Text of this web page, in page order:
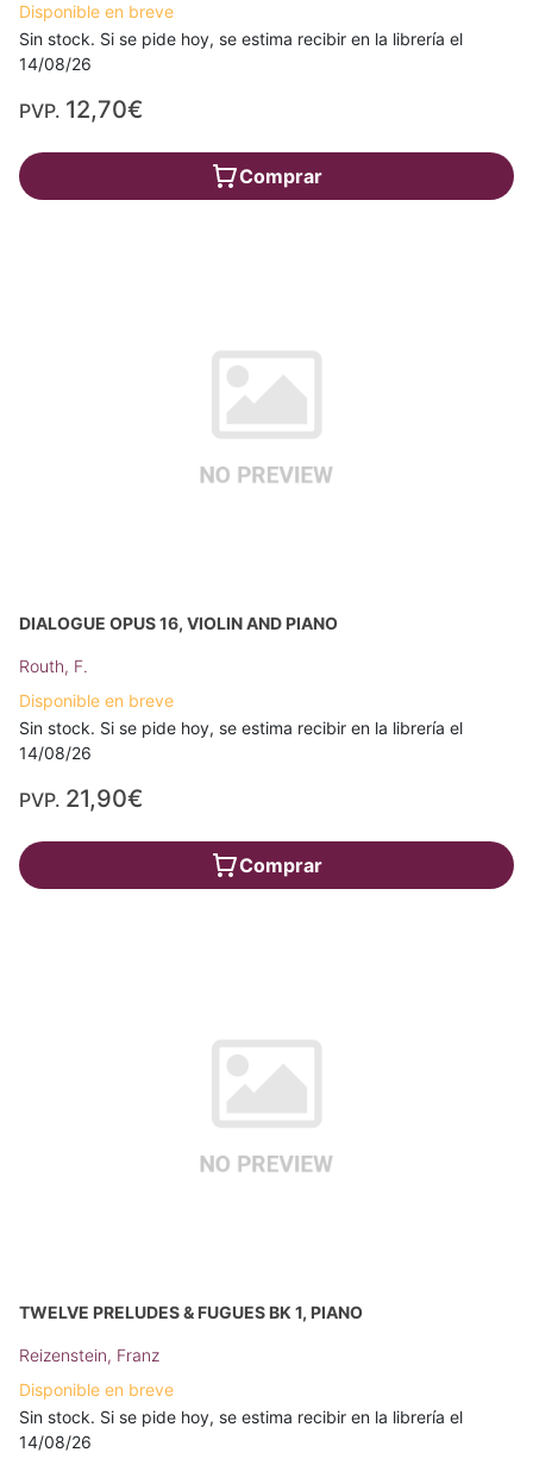
Disponible en breve
Sin stock. Si se pide hoy, se estima recibir en la librería el
14/08/26
PVP. 12,70€
Comprar
DIALOGUE OPUS 16, VIOLIN AND PIANO
Routh, F.
Disponible en breve
Sin stock. Si se pide hoy, se estima recibir en la librería el
14/08/26
PVP. 21,90€
Comprar
TWELVE PRELUDES & FUGUES BK 1, PIANO
Reizenstein, Franz
Disponible en breve
Sin stock. Si se pide hoy, se estima recibir en la librería el
14/08/26